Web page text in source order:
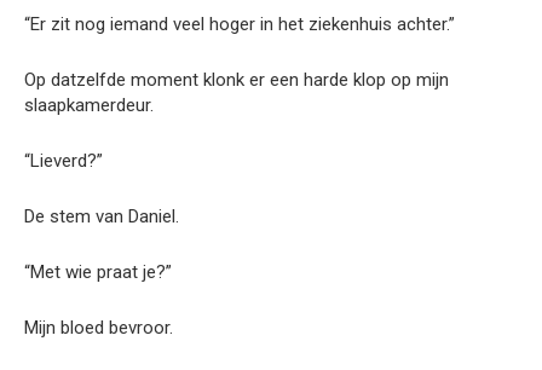
“Er zit nog iemand veel hoger in het ziekenhuis achter.”
Op datzelfde moment klonk er een harde klop op mijn
slaapkamerdeur.
“Lieverd?”
De stem van Daniel.
“Met wie praat je?”
Mijn bloed bevroor.